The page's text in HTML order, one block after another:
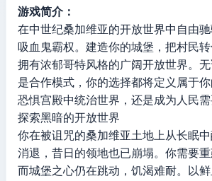
游戏简介：
在中世纪桑加维亚的开放世界中自由
吸血鬼霸权。建造你的城堡，把村民
拥有浓郁哥特风格的广阔开放世界。
是合作模式，你的选择都将定义属于
恐惧宫殿中统治世界，还是成为人民需
探索黑暗的开放世界
你在被诅咒的桑加维亚土地上从长眠
消退，昔日的领地也已崩塌。你需要重
而城堡之心仍在跳动，饥渴难耐。以